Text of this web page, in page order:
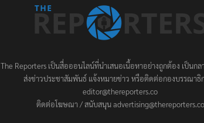
The Reporters เป็นสื่อออนไลน์ที่นำเสนอเนื้อหาอย่างถูกต้อง เป็นกล
ส่งข่าวประชาสัมพันธ์ แจ้งหมายข่าว หรือติดต่อกองบรรณาธิ
editor@thereporters.co
ติดต่อโฆษณา / สนับสนุน advertising@thereporters.co